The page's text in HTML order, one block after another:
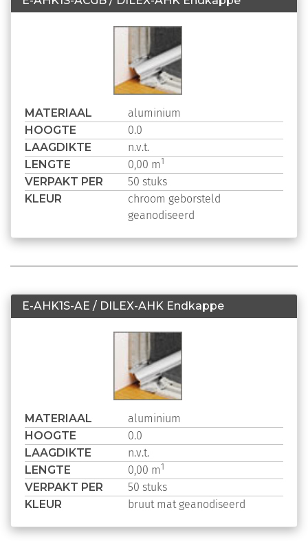
MATERIAAL aluminium
HOOGTE 0.0
LAAGDIKTE n.v.t.
LENGTE 0,00 m1
VERPAKT PER 50 stuks
KLEUR
chroom geborsteld
geanodiseerd
E-AHK1S-AE / DILEX-AHK Endkappe
MATERIAAL aluminium
HOOGTE 0.0
LAAGDIKTE n.v.t.
LENGTE 0,00 m1
VERPAKT PER 50 stuks
KLEUR bruut mat geanodiseerd